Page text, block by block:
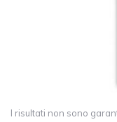
I risultati non sono